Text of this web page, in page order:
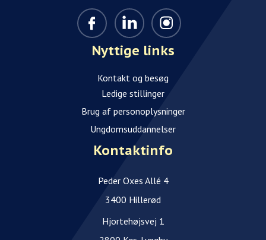
Nyttige links
Kontakt og besøg
Ledige stillinger
Brug af personoplysninger
Ungdomsuddannelser
Kontaktinfo
Peder Oxes Allé 4
3400 Hillerød
Hjortehøjsvej 1